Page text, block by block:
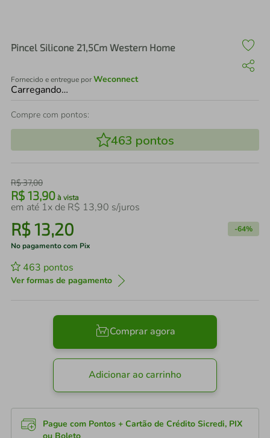
Pincel Silicone 21,5Cm Western Home
Fornecido e entregue porWeconnect
Carregando…
Compre com pontos:
463 pontos
R$37,00
R$ 13,90 à vista
em até 1x de R$ 13,90 s/juros
R$13,20 -64%
No pagamento com Pix
463 pontos
Ver formas de pagamento
Comprar agora
Adicionar ao carrinho
Pague com Pontos + Cartão de Crédito Sicredi, PIX